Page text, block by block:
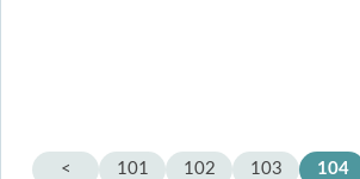
< 101 102 103 104